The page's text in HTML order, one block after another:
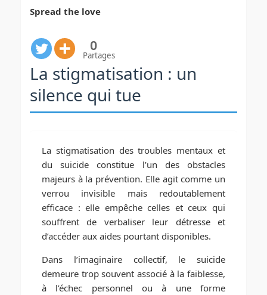
Spread the love
0
Partages
La stigmatisation : un
silence qui tue
La stigmatisation des troubles mentaux et
du suicide constitue l’un des obstacles
majeurs à la prévention. Elle agit comme un
verrou invisible mais redoutablement
efficace : elle empêche celles et ceux qui
souffrent de verbaliser leur détresse et
d’accéder aux aides pourtant disponibles.
Dans l’imaginaire collectif, le suicide
demeure trop souvent associé à la faiblesse,
à l’échec personnel ou à une forme